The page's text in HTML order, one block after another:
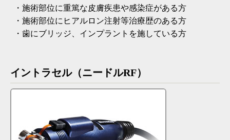
・施術部位に重篤な皮膚疾患や感染症がある方
・施術部位にヒアルロン注射等治療歴のある方
・歯にブリッジ、インプラントを施している方
イントラセル（ニードルRF）